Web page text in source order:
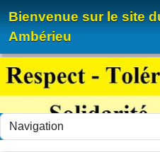
Bienvenue sur le site
Ambérieu